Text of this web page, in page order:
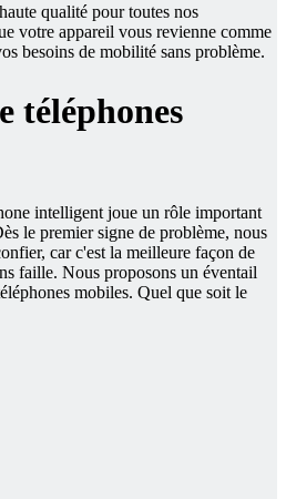
qualité pour toutes nos
votre appareil vous revienne comme
besoins de mobilité sans problème.
téléphones
intelligent joue un rôle important
le premier signe de problème, nous
car c'est la meilleure façon de
faille. Nous proposons un éventail
mobiles. Quel que soit le